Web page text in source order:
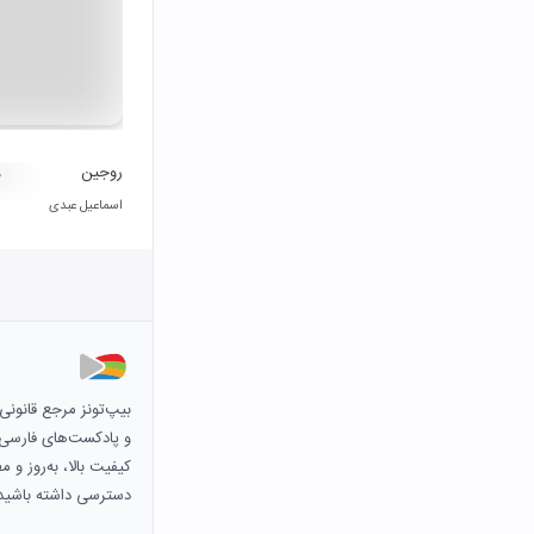
روجین
اسماعیل عبدی
بیپ‌تونز مرجع
و پادکست‌های فارسی
کیفیت بالا، به‌روز
دسترسی داشته